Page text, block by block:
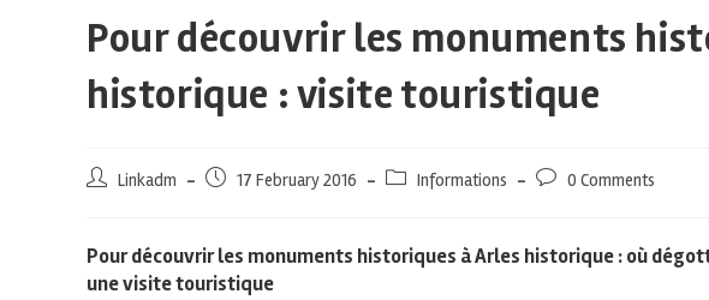
Pour découvrir les monuments
historique : visite touristique
Linkadm 17 February 2016 Informations 0 Comments
Pour découvrir les monuments historiques à Arles historique : où
une visite touristique